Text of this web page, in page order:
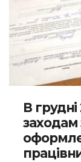
В
заходам